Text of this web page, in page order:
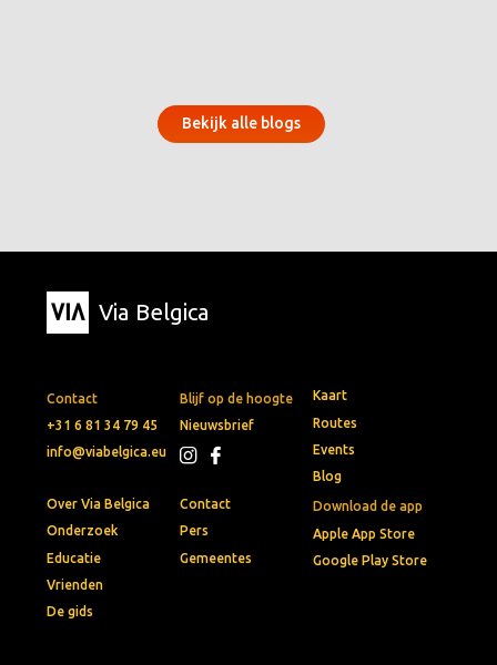
Bekijk alle blogs
Via Belgica
Contact
+31 6 81 34 79 45
info@viabelgica.eu
Blijf op de hoogte
Nieuwsbrief
Download de app
Apple App Store
Google Play Store
Kaart
Routes
Events
Blog
Over Via Belgica
Onderzoek
Educatie
Vrienden
De gids
Contact
Pers
Gemeentes